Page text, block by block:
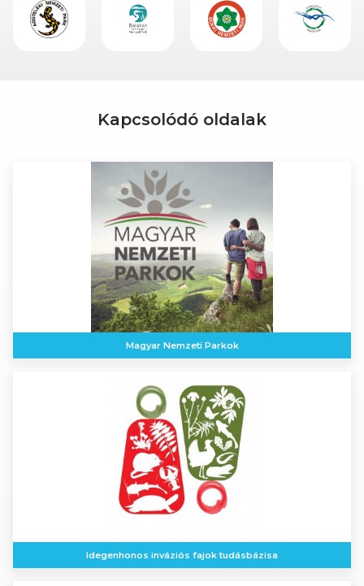
Kapcsolódó oldalak
Magyar Nemzeti Parkok
Idegenhonos inváziós fajok tudásbázisa